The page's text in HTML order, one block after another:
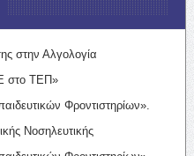
στην Αλγολογία
στο ΤΕΠ»
Φροντιστηρίων».
Νοσηλευτικής